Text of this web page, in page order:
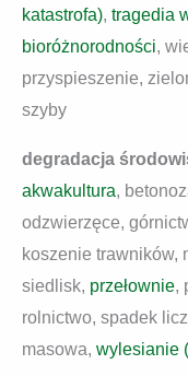
katastrofa), tragedia
bioróżnorodności,
przyspieszenie,
szyby
degradacja
akwakultura,
odzwierzęce,
koszenie trawników,
siedlisk, przełownie,
rolnictwo, spadek
masowa, wylesianie